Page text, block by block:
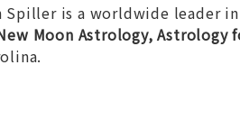
Spiller is a worldwide leader
Moon Astrology, Astrology